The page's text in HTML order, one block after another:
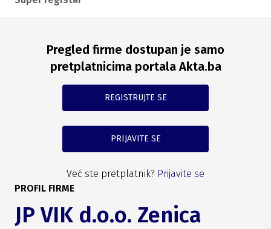
Pregled firme dostupan je samo
pretplatnicima portala Akta.ba
REGISTRUJTE SE
PRIJAVITE SE
Već ste pretplatnik? Prijavite se
PROFIL FIRME
JP VIK d.o.o. Zenica